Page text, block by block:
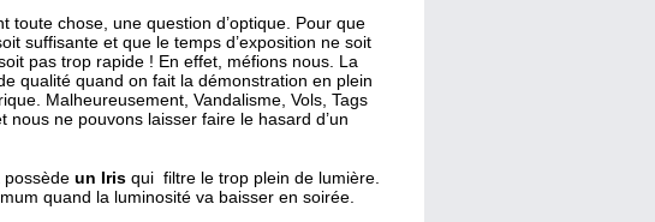
toute chose, une question d’optique. Pour que
suffisante et que le temps d’exposition ne soit
pas trop rapide ! En effet, méfions nous. La
qualité quand on fait la démonstration en plein
Malheureusement, Vandalisme, Vols, Tags
nous ne pouvons laisser faire le hasard d’un
possède un Iris qui filtre le trop plein de lumière.
quand la luminosité va baisser en soirée.